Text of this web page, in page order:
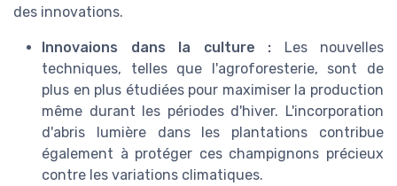
des innovations.
Innovaions dans la culture : Les nouvelles
techniques, telles que l'agroforesterie, sont de
plus en plus étudiées pour maximiser la production
même durant les périodes d'hiver. L'incorporation
d'abris lumière dans les plantations contribue
également à protéger ces champignons précieux
contre les variations climatiques.